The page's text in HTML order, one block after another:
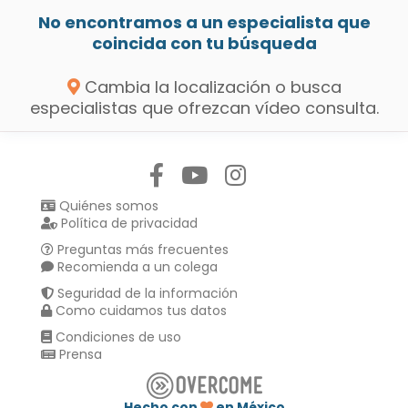
No encontramos a un especialista que
coincida con tu búsqueda
Cambia la localización o busca
especialistas que ofrezcan vídeo consulta.
Quiénes somos
Política de privacidad
Preguntas más frecuentes
Recomienda a un colega
Seguridad de la información
Como cuidamos tus datos
Condiciones de uso
Prensa